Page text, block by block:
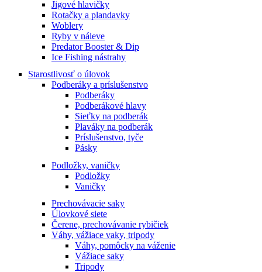
Jigové hlavičky
Rotačky a plandavky
Woblery
Ryby v náleve
Predator Booster & Dip
Ice Fishing nástrahy
Starostlivosť o úlovok
Podberáky a príslušenstvo
Podberáky
Podberákové hlavy
Sieťky na podberák
Plaváky na podberák
Príslušenstvo, tyče
Pásky
Podložky, vaničky
Podložky
Vaničky
Prechovávacie saky
Úlovkové siete
Čerene, prechovávanie rybičiek
Váhy, vážiace vaky, tripody
Váhy, pomôcky na váženie
Vážiace saky
Tripody